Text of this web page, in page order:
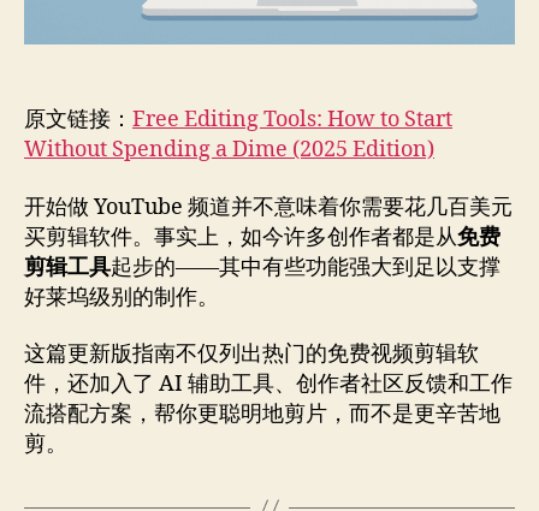
作
（2025
原文链接： Free Editing Tools: How to Start
Without Spending a Dime (2025 Edition)
开始做 YouTube 频道并不意味着你需要花几百美元
买剪辑软件。事实上，如今许多创作者都是从免费
剪辑工具起步的——其中有些功能强大到足以支撑
好莱坞级别的制作。
这篇更新版指南不仅列出热门的免费视频剪辑软
件，还加入了 AI 辅助工具、创作者社区反馈和工作
流搭配方案，帮你更聪明地剪片，而不是更辛苦地
剪。